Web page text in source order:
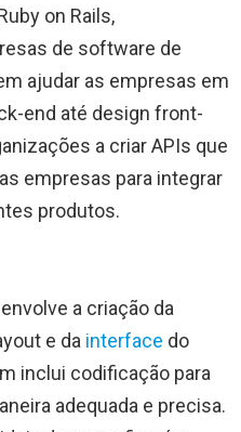
on Rails,
de software de
ajudar as empresas em
end até design front-
a criar APIs que
empresas para integrar
produtos.
a criação da
e da interface do
inclui codificação para
adequada e precisa.